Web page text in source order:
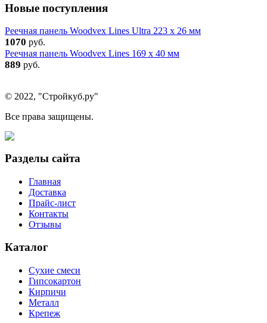
Новые поступления
Реечная панель Woodvex Lines Ultra 223 x 26 мм
1070 руб.
Реечная панель Woodvex Lines 169 x 40 мм
889 руб.
© 2022, "Стройкуб.ру"
Все права защищены.
Разделы сайта
Главная
Доставка
Прайс-лист
Контакты
Отзывы
Каталог
Сухие смеси
Гипсокартон
Кирпичи
Металл
Крепеж